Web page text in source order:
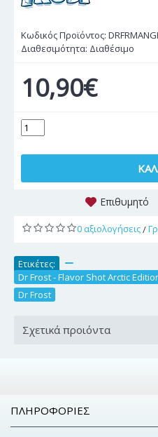
Κωδικός Προϊόντος:
Διαθεσιμότητα: Διαθέσιμο
10,90€
Επιθυμητό
0 αξιολογήσεις/
Ετικέτες:
Dr Frost - Flavor Shot Arctic
Dr Frost
Σχετικά προιόντα
ΠΛΗΡΟΦΟΡΊΕΣ